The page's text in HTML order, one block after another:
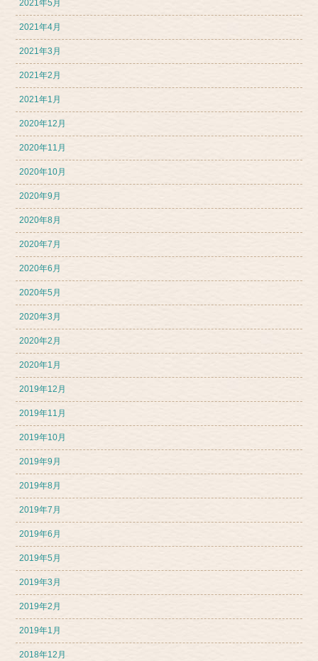
2021年5月
2021年4月
2021年3月
2021年2月
2021年1月
2020年12月
2020年11月
2020年10月
2020年9月
2020年8月
2020年7月
2020年6月
2020年5月
2020年3月
2020年2月
2020年1月
2019年12月
2019年11月
2019年10月
2019年9月
2019年8月
2019年7月
2019年6月
2019年5月
2019年3月
2019年2月
2019年1月
2018年12月